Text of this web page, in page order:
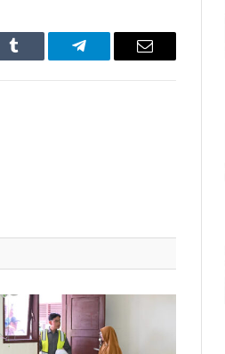
Tumblr Telegram Email